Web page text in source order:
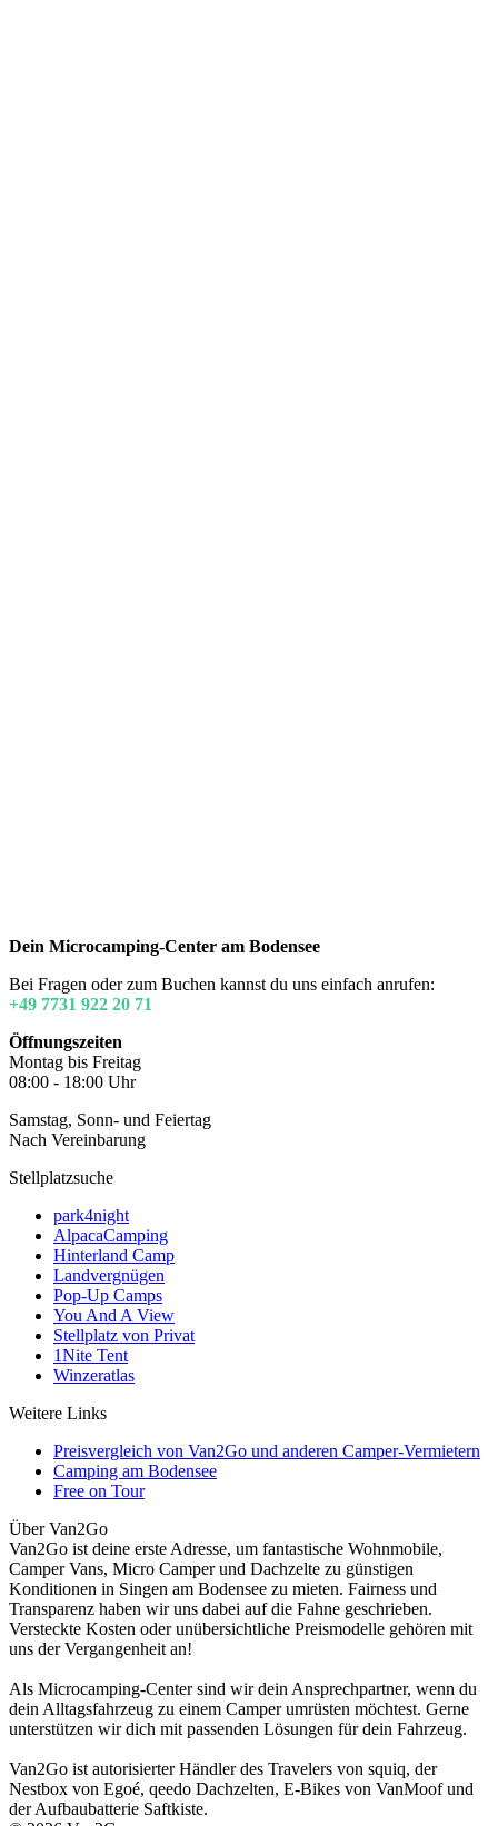
Dein Microcamping-Center am Bodensee
Bei Fragen oder zum Buchen kannst du uns einfach anrufen:
+49 7731 922 20 71
Öffnungszeiten
Montag bis Freitag
08:00 - 18:00 Uhr
Samstag, Sonn- und Feiertag
Nach Vereinbarung
Stellplatzsuche
park4night
AlpacaCamping
Hinterland Camp
Landvergnügen
Pop-Up Camps
You And A View
Stellplatz von Privat
1Nite Tent
Winzeratlas
Weitere Links
Preisvergleich von Van2Go und anderen Camper-Vermietern
Camping am Bodensee
Free on Tour
Über Van2Go
Van2Go ist deine erste Adresse, um fantastische Wohnmobile,
Camper Vans, Micro Camper und Dachzelte zu günstigen
Konditionen in Singen am Bodensee zu mieten. Fairness und
Transparenz haben wir uns dabei auf die Fahne geschrieben.
Versteckte Kosten oder unübersichtliche Preismodelle gehören mit
uns der Vergangenheit an!
Als Microcamping-Center sind wir dein Ansprechpartner, wenn du
dein Alltagsfahrzeug zu einem Camper umrüsten möchtest. Gerne
unterstützen wir dich mit passenden Lösungen für dein Fahrzeug.
Van2Go ist autorisierter Händler des Travelers von squiq, der
Nestbox von Egoé, qeedo Dachzelten, E-Bikes von VanMoof und
der Aufbaubatterie Saftkiste.